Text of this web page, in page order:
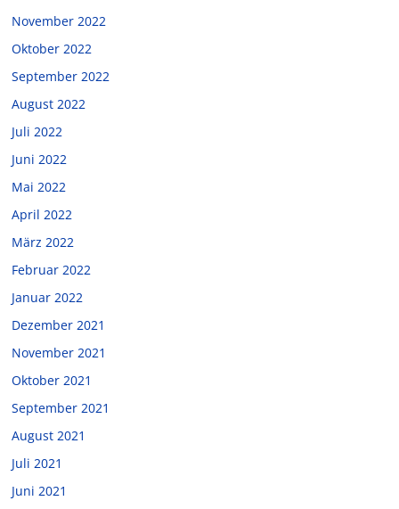
November 2022
Oktober 2022
September 2022
August 2022
Juli 2022
Juni 2022
Mai 2022
April 2022
März 2022
Februar 2022
Januar 2022
Dezember 2021
November 2021
Oktober 2021
September 2021
August 2021
Juli 2021
Juni 2021